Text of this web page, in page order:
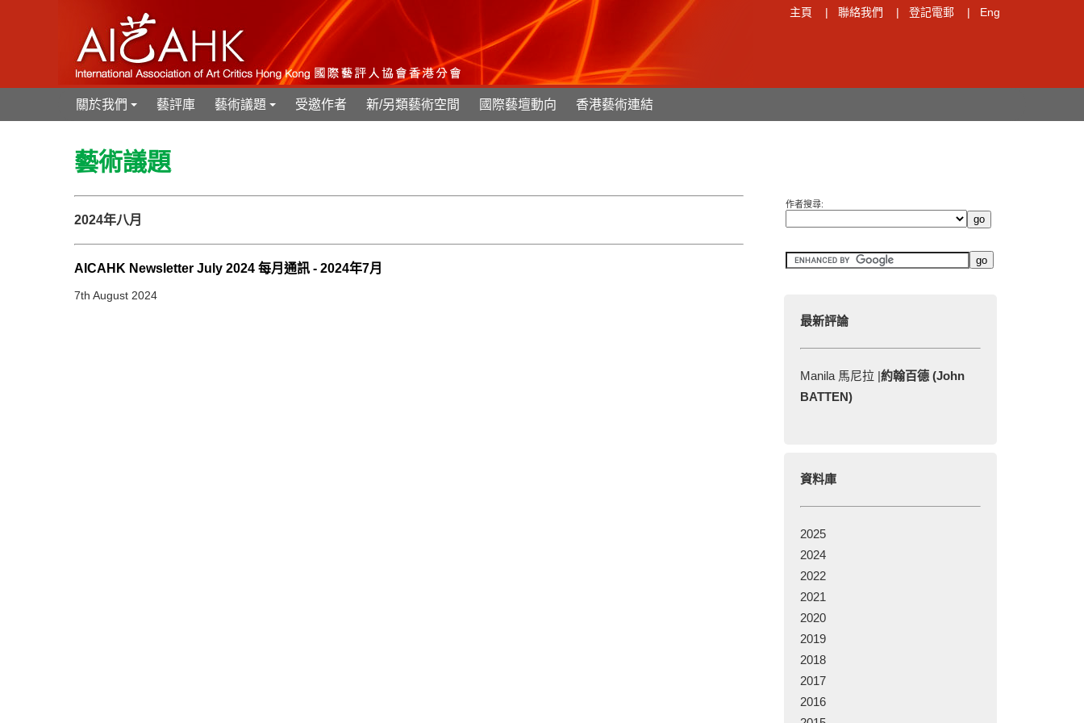
主頁 | 聯絡我們 | 登記電郵 | Eng
+
關於我們 藝評庫
+
藝術議題 受邀作者 新/另類藝術空間 國際藝壇動向 香港藝術連結
藝術議題
2024年八月
AICAHK Newsletter July 2024 每月通訊 - 2024年7月
7th August 2024
作者搜尋:
最新評論
Manila 馬尼拉 |約翰百德 (John
BATTEN)
資料庫
2025
2024
2022
2021
2020
2019
2018
2017
2016